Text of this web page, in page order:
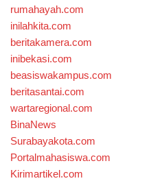
rumahayah.com
inilahkita.com
beritakamera.com
inibekasi.com
beasiswakampus.com
beritasantai.com
wartaregional.com
BinaNews
Surabayakota.com
Portalmahasiswa.com
Kirimartikel.com